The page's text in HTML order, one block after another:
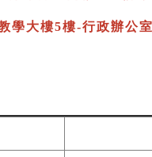
學大樓5樓-行政辦公